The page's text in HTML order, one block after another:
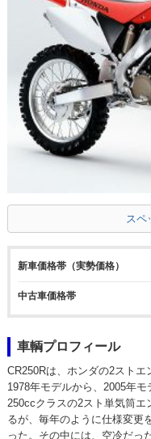
スペ
新車価格帯（実勢価格）
中古車価格帯
車輌プロフィール
CR250Rは、ホンダの2ストエ
1978年モデルから、2005年モ
250ccクラスの2スト単気筒
るが、毎年のように仕様変更
った。その中には、空冷だっ